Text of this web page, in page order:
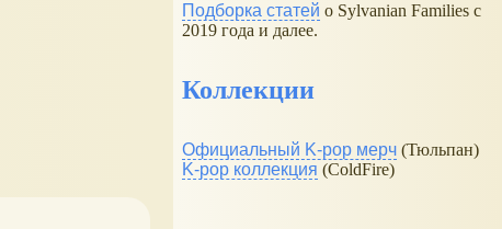
Подборка статей о Sylvanian Families с
2019 года и далее.
Коллекции
Официальный K-pop мерч (Тюльпан)
K-pop коллекция (ColdFire)